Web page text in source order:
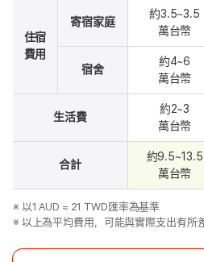
住宿
費用
寄宿家庭
約3.5~3.5
萬台幣
宿舍
約4~6
萬台幣
生活費
約2~3
萬台幣
合計
約9.5~13.5
萬台幣
※ 以1 AUD ≈ 21 TWD匯率為基準
※ 以上為平均費用，可能與實際支出有所